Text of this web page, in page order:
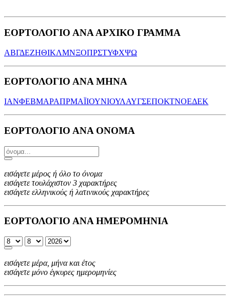
ΕΟΡΤΟΛΟΓΙΟ ΑΝΑ ΑΡΧΙΚΟ ΓΡΑΜΜΑ
ΑΒΓΔΕΖΗΘΙΚΛΜΝΞΟΠΡΣΤΥΦΧΨΩ
ΕΟΡΤΟΛΟΓΙΟ ΑΝΑ ΜΗΝΑ
ΙΑΝΦΕΒΜΑΡΑΠΡΜΑΪΙΟΥΝΙΟΥΛΑΥΓΣΕΠΟΚΤΝΟΕΔΕΚ
ΕΟΡΤΟΛΟΓΙΟ ΑΝΑ ΟΝΟΜΑ
εισάγετε μέρος ή όλο το όνομα
εισάγετε τουλάχιστον 3 χαρακτήρες
εισάγετε ελληνικούς ή λατινικούς χαρακτήρες
ΕΟΡΤΟΛΟΓΙΟ ΑΝΑ ΗΜΕΡΟΜΗΝΙΑ
εισάγετε μέρα, μήνα και έτος
εισάγετε μόνο έγκυρες ημερομηνίες